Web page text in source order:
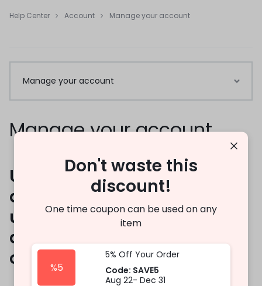
Help Center Account Manage your account
Manage your account
Ut enim ad minim veniam,
quis nostrud exercitation
ullamco laboris nisi ut
aliquip ex ea commodo
consequat.
Manage your account
Don't waste this
discount!
One time coupon can be used on any
item
%5
5% Off Your Order
Code: SAVE5
Aug 22- Dec 31